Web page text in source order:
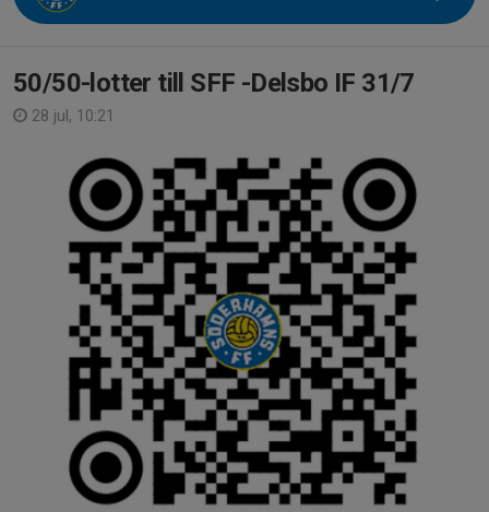
50/50-lotter till SFF -Delsbo IF 31/7
28 jul, 10:21